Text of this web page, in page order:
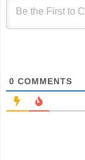
0 COMMENTS